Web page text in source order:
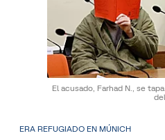
El acusado, Farhad N., se
ERA REFUGIADO EN MÚNICH